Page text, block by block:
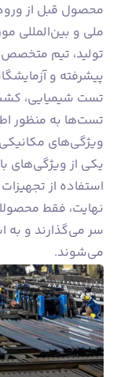
محصول قبل از ورود
ملی و بین‌المللی
تولید، تیم متخصص
پیشرفته و
تست شیمیایی،
تست‌ها به منظور
ویژگی‌های
یکی از ویژگی‌های
استفاده از
نهایت، فقط
سر می‌گذارند و به
می‌شوند.